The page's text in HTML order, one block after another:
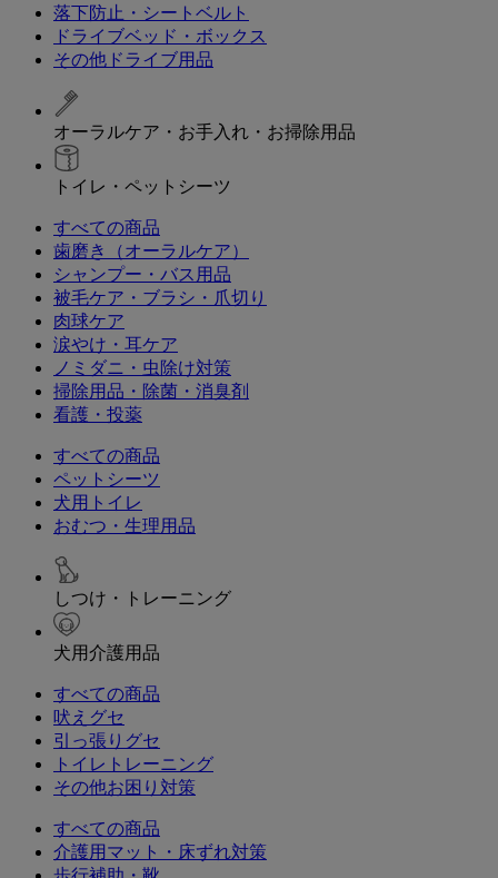
落下防止・シートベルト
ドライブベッド・ボックス
その他ドライブ用品
オーラルケア・お手入れ・お掃除用品
トイレ・ペットシーツ
すべての商品
歯磨き（オーラルケア）
シャンプー・バス用品
被毛ケア・ブラシ・爪切り
肉球ケア
涙やけ・耳ケア
ノミダニ・虫除け対策
掃除用品・除菌・消臭剤
看護・投薬
すべての商品
ペットシーツ
犬用トイレ
おむつ・生理用品
しつけ・トレーニング
犬用介護用品
すべての商品
吠えグセ
引っ張りグセ
トイレトレーニング
その他お困り対策
すべての商品
介護用マット・床ずれ対策